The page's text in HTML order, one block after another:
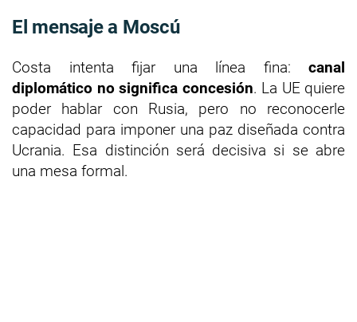
El mensaje a Moscú
Costa intenta fijar una línea fina: canal
diplomático no significa concesión. La UE quiere
poder hablar con Rusia, pero no reconocerle
capacidad para imponer una paz diseñada contra
Ucrania. Esa distinción será decisiva si se abre
una mesa formal.